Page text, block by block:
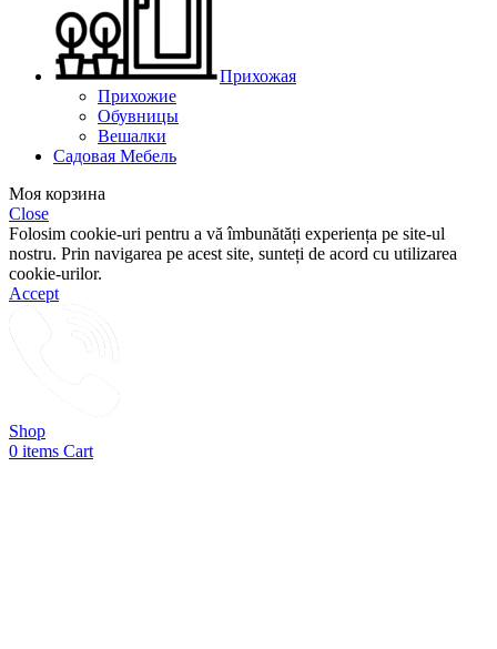
Прихожая
Прихожие
Обувницы
Вешалки
Садовая Мебель
Моя корзина
Close
Folosim cookie-uri pentru a vă îmbunătăți experiența pe site-ul
nostru. Prin navigarea pe acest site, sunteți de acord cu utilizarea
cookie-urilor.
Accept
Shop
0 items Cart